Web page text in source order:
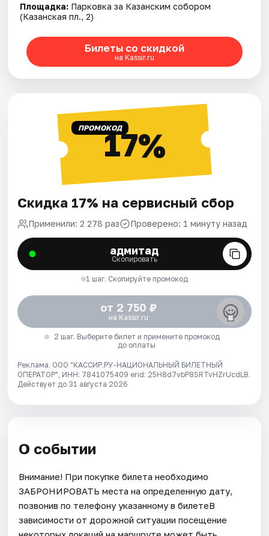
Площадка: Парковка за Казанским собором
(Казанская пл., 2)
Билеты со скидкой
на Kassir.ru
ПРОМОКОД17%
Скидка 17% на сервисный сбор
Применили: 2 278 раз Проверено: 1 минуту назад
адмитад
Скопировать
1 шаг. Скопируйте промокод
от 2 750 ₽
на Kassir.ru
2 шаг. Выберите билет и примените промокод
до оплаты
Реклама. ООО "КАССИР.РУ-НАЦИОНАЛЬНЫЙ БИЛЕТНЫЙ
ОПЕРАТОР", ИНН: 7841075409 erid: 25H8d7vbP8SRTvHZrUcdLB.
Действует до 31 августа 2026
О событии
Внимание! При покупке билета необходимо
ЗАБРОНИРОВАТЬ места на определенную дату,
позвонив по телефону указанному в билетеВ
зависимости от дорожной ситуации посещение